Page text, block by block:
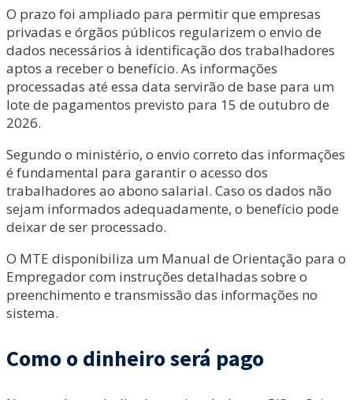
O prazo foi ampliado para permitir que empresas
privadas e órgãos públicos regularizem o envio de
dados necessários à identificação dos trabalhadores
aptos a receber o benefício. As informações
processadas até essa data servirão de base para um
lote de pagamentos previsto para 15 de outubro de
2026.
Segundo o ministério, o envio correto das informações
é fundamental para garantir o acesso dos
trabalhadores ao abono salarial. Caso os dados não
sejam informados adequadamente, o benefício pode
deixar de ser processado.
O MTE disponibiliza um Manual de Orientação para o
Empregador com instruções detalhadas sobre o
preenchimento e transmissão das informações no
sistema.
Como o dinheiro será pago